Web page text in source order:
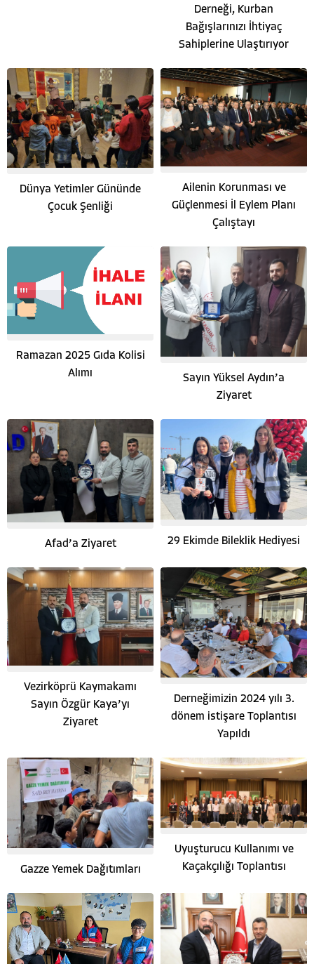
Derneği, Kurban
Bağışlarınızı İhtiyaç
Sahiplerine Ulaştırıyor
Dünya Yetimler Gününde
Çocuk Şenliği
Ailenin Korunması ve
Güçlenmesi İl Eylem Planı
Çalıştayı
Ramazan 2025 Gıda Kolisi
Alımı
Sayın Yüksel Aydın’a
Ziyaret
Afad’a Ziyaret 29 Ekimde Bileklik Hediyesi
Vezirköprü Kaymakamı
Sayın Özgür Kaya’yı
Ziyaret
Derneğimizin 2024 yılı 3.
dönem istişare Toplantısı
Yapıldı
Gazze Yemek Dağıtımları
Uyuşturucu Kullanımı ve
Kaçakçılığı Toplantısı